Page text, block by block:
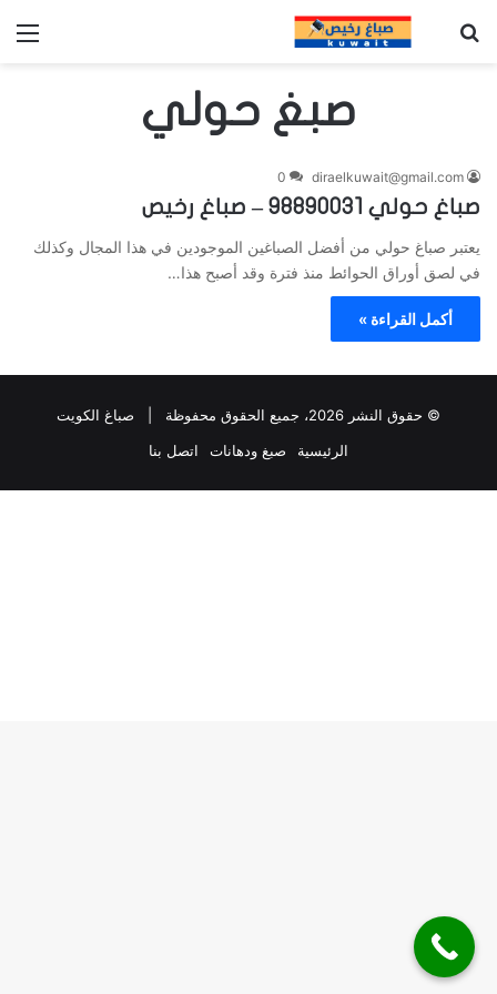
صبغ حولي
diraelkuwait@gmail.com
0
صباغ حولي 98890031 – صباغ رخيص
يعتبر صباغ حولي من أفضل الصباغين الموجودين في هذا المجال وكذلك
في لصق أوراق الحوائط منذ فترة وقد أصبح هذا…
أكمل القراءة »
© حقوق النشر 2026، جميع الحقوق محفوظة |
صباغ الكويت
الرئيسية
صبغ ودهانات اتصل بنا